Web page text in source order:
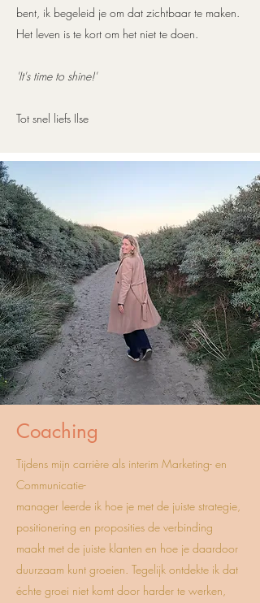
bent, ik begeleid je om dat zichtbaar te maken.
Het leven is te kort om het niet te doen.
'It's time to shine!'
Tot snel liefs Ilse
Coaching
Tijdens mijn carrière als interim Marketing- en
Communicatie-
manager leerde ik hoe je met de juiste strategie,
positionering en proposities de verbinding
maakt met de juiste klanten en hoe je daardoor
duurzaam kunt groeien. Tegelijk ontdekte ik dat
échte groei niet komt door harder te werken,